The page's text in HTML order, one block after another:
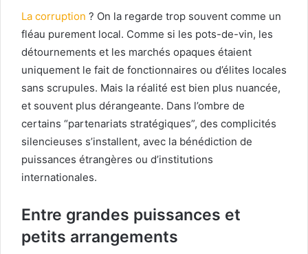
La corruption ? On la regarde trop souvent comme un
fléau purement local. Comme si les pots-de-vin, les
détournements et les marchés opaques étaient
uniquement le fait de fonctionnaires ou d’élites locales
sans scrupules. Mais la réalité est bien plus nuancée,
et souvent plus dérangeante. Dans l’ombre de
certains “partenariats stratégiques”, des complicités
silencieuses s’installent, avec la bénédiction de
puissances étrangères ou d’institutions
internationales.
Entre grandes puissances et
petits arrangements